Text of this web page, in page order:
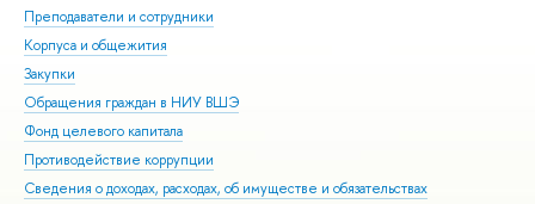
Преподаватели и сотрудники
Корпуса и общежития
Закупки
Обращения граждан в НИУ ВШЭ
Фонд целевого капитала
Противодействие коррупции
Сведения о доходах, расходах, об имуществе и обязательствах